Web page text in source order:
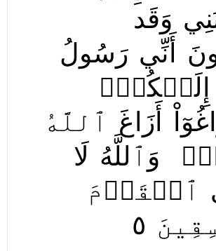
وَقَد
أَنِّي رَسُولُ
إِلَيۡكُمۡۖ
أَزَاغَ ٱللَّهُ
وَٱللَّهُ لَا
ٱلۡقَوۡمَ
٥